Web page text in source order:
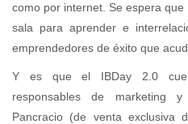
como por internet. Se espera
sala para aprender e
emprendedores de éxito que
Y es que el IBDay 2.0
responsables de marketing
Pancracio (de venta exclusiva